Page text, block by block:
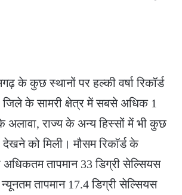
के कुछ स्थानों पर हल्की वर्षा रिकॉर्ड
के सामरी क्षेत्र में सबसे अधिक 1
अलावा, राज्य के अन्य हिस्सों में भी कुछ
देखने को मिली। मौसम रिकॉर्ड के
तापमान 33 डिग्री सेल्सियस
तापमान 17.4 डिग्री सेल्सियस